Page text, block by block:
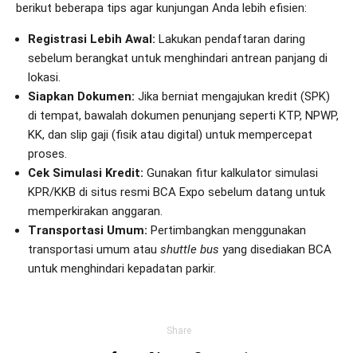
berikut beberapa tips agar kunjungan Anda lebih efisien:
Registrasi Lebih Awal: Lakukan pendaftaran daring
sebelum berangkat untuk menghindari antrean panjang di
lokasi.
Siapkan Dokumen: Jika berniat mengajukan kredit (SPK)
di tempat, bawalah dokumen penunjang seperti KTP, NPWP,
KK, dan slip gaji (fisik atau digital) untuk mempercepat
proses.
Cek Simulasi Kredit: Gunakan fitur kalkulator simulasi
KPR/KKB di situs resmi BCA Expo sebelum datang untuk
memperkirakan anggaran.
Transportasi Umum: Pertimbangkan menggunakan
transportasi umum atau shuttle bus yang disediakan BCA
untuk menghindari kepadatan parkir.
Share